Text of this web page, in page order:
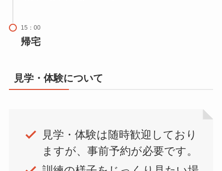
15：00
帰宅
見学・体験について
見学・体験は随時歓迎しており
ますが、事前予約が必要です。